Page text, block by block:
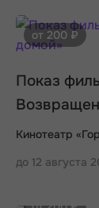
от 200 ₽
Показ
Кинотеатр
до 12 августа